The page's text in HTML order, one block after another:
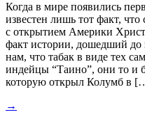
Когда в мире появились
известен лишь тот факт,
с открытием Америки
факт истории, дошедший до
нам, что табак в виде тех
индейцы “Таино”, они то
которую открыл Колумб в
→